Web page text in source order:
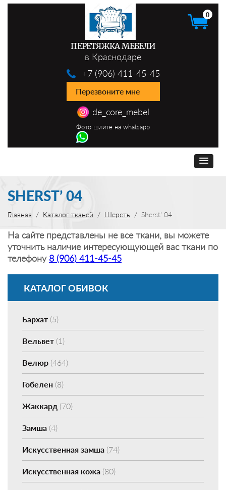
ПЕРЕТЯЖКА МЕБЕЛИ
в Краснодаре
de_core_mebel
Фото шлите на whatsapp
+7 (906) 411-45-45
Перезвоните мне
0
SHERST’ 04
Главная Каталог тканей Шерсть Sherst’ 04
На сайте представлены не все ткани, вы можете
уточнить наличие интересующующей вас ткани по
телефону 8 (906) 411-45-45
КАТАЛОГ ОБИВОК
Бархат (5)
Вельвет (1)
Велюр (464)
Гобелен (8)
Жаккард (70)
Замша (4)
Искусственная замша (74)
Искусственная кожа (80)